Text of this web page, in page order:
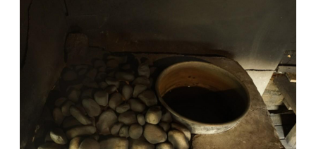
myös helatorstaina
-Naisten päivät ovat maanantai ja
torstai